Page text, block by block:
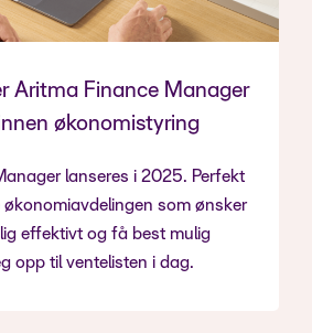
Aritma Finance Manager
økonomistyring
lanseres i 2025. Perfekt
som ønsker
effektivt og få best mulig
opp til ventelisten i dag.